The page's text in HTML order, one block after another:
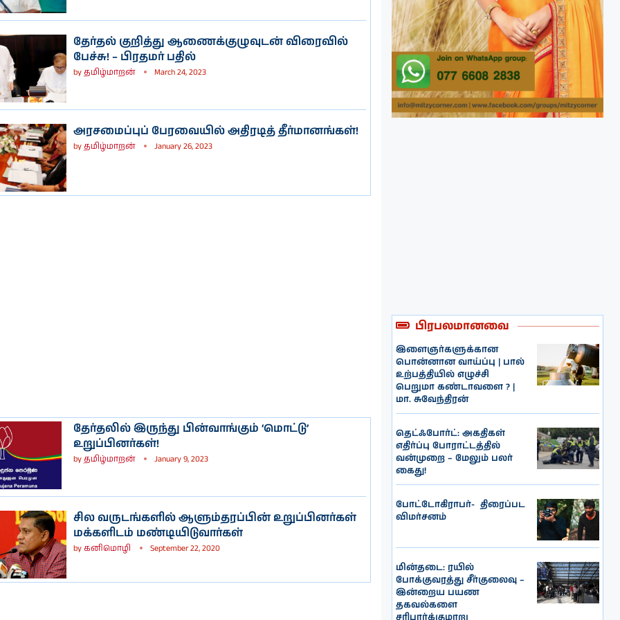
தேர்தல் குறித்து ஆணைக்குழுவுடன் விரைவில்
பேச்சு! – பிரதமர் பதில்
byதமிழ்மாறன் March 24, 2023
அரசமைப்புப் பேரவையில் அதிரடித் தீர்மானங்கள்!
byதமிழ்மாறன் January 26, 2023
தேர்தலில் இருந்து பின்வாங்கும் ‘மொட்டு’
உறுப்பினர்கள்!
byதமிழ்மாறன் January 9, 2023
சில வருடங்களில் ஆளும்தரப்பின் உறுப்பினர்கள்
மக்களிடம் மண்டியிடுவார்கள்
byகனிமொழி September 22, 2020
பிரபலமானவை
இளைஞர்களுக்கான
பொன்னான வாய்ப்பு | பால்
உற்பத்தியில் எழுச்சி
பெறுமா கண்டாவளை ? |
மா. சுவேந்திரன்
தெட்ஃபோர்ட்: அகதிகள்
எதிர்ப்பு போராட்டத்தில்
வன்முறை – மேலும் பலர்
கைது!
போட்டோகிராபர்- ‌ திரைப்பட
விமர்சனம்
மின்தடை: ரயில்
போக்குவரத்து சீர்குலைவு –
இன்றைய பயண
தகவல்களை